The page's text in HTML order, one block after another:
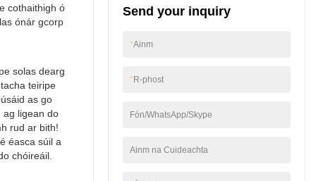
cothaithigh ó
ónár gcorp
solas dearg
teiripe
as go
ag ligean do
rud ar bith!
éasca súil a
chóireáil.
Send your inquiry
*Ainm
*R-phost
Fón/WhatsApp/Skype
Ainm na Cuideachta